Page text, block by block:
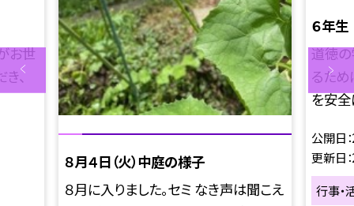
お世
、
８月４日（火）中庭の様子
８月に入りました。セミ なき声は聞こえ
６年
道徳の
るため
を安
公開日
更新日
行事・